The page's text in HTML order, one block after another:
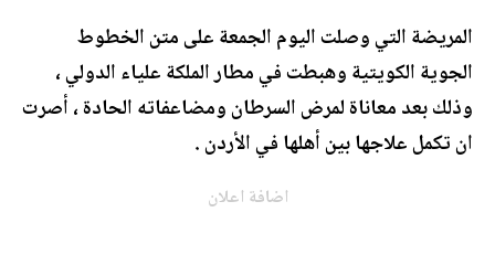
المريضة التي وصلت اليوم الجمعة على متن الخطوط
الجوية الكويتية وهبطت في مطار الملكة علياء الدولي ،
وذلك بعد معاناة لمرض السرطان ومضاعفاته الحادة ، أصرت
ان تكمل علاجها بين أهلها في الأردن .
اضافة اعلان